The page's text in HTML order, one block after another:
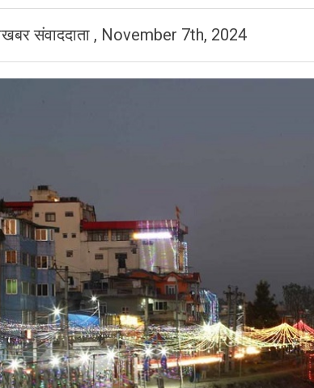
संवाददाता , November 7th, 2024